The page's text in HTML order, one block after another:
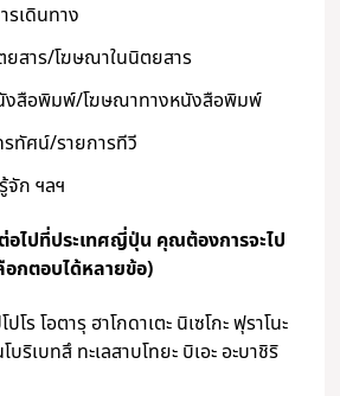
เดินทาง
ยสาร/โฆษณาในนิตยสาร
งสือพิมพ์/โฆษณาทางหนังสือพิมพ์
ทัศน์/รายการทีวี
จัก ฯลฯ
อไปที่ประเทศญี่ปุ่น คุณต้องการจะไป
อกตอบได้หลายข้อ)
โร โอตารุ ฮาโกดาเตะ นิเซโกะ ฟุราโนะ
โบริเบทสึ ทะเลสาบโทยะ บิเอะ อะบาชิริ